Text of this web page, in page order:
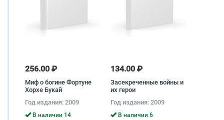
256.00 ₽
Миф о богине Фортуне
Хорхе Букай
Год издания: 2009
В наличии 14
134.00 ₽
Засекреченные войны и
их герои
Год издания: 2009
В наличии 6